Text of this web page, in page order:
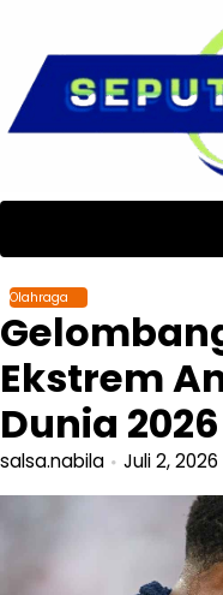
content
Olahraga
Ekstrem
Dunia 2026
salsa.nabila Juli 2, 2026